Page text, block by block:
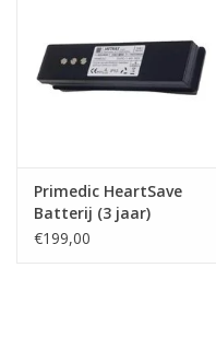
Primedic HeartSave
Batterij (3 jaar)
€199,00